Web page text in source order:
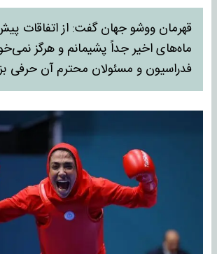
قهرمان ووشو جهان گفت: از اتفاقات
ماه‌های اخیر جداً پشیمانم و هرگز
فدراسیون و مسئولان محترم آن حرفی